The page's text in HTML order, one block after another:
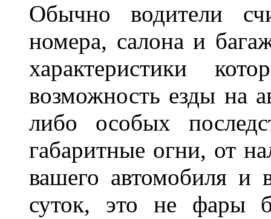
Обычно водители
номера, салона и
характеристики
возможность езды на
либо особых
габаритные огни, от
вашего автомобиля и
суток, это не фары